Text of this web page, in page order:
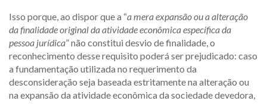
Isso porque, ao dispor que a “a mera expansão ou aalteração
da finalidade original da atividade econômica específica da
pessoa jurídica” não constitui desvio de finalidade, o
reconhecimento desse requisito poderá ser prejudicado: caso
a fundamentação utilizada no requerimento da
desconsideração seja baseada estritamente na alteração ou
na expansão da atividade econômica da sociedade devedora,